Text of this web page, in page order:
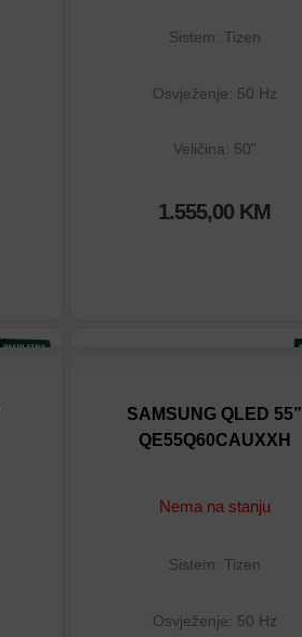
Sistem: Tizen
Osvježenje: 50 Hz
Veličina: 50"
1.555,00 KM
SAMSUNG QLED 55”
QE55Q60CAUXXH
Nema na stanju
Sistem: Tizen
Osvježenje: 50 Hz